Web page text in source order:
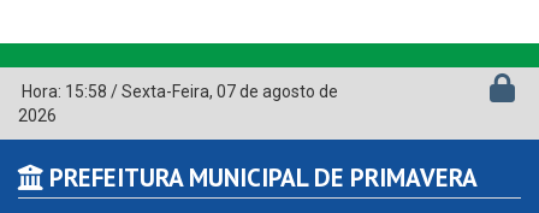
Hora: 15:58 /Sexta-Feira, 07 de agosto de
2026
PREFEITURA MUNICIPAL DE PRIMAVERA